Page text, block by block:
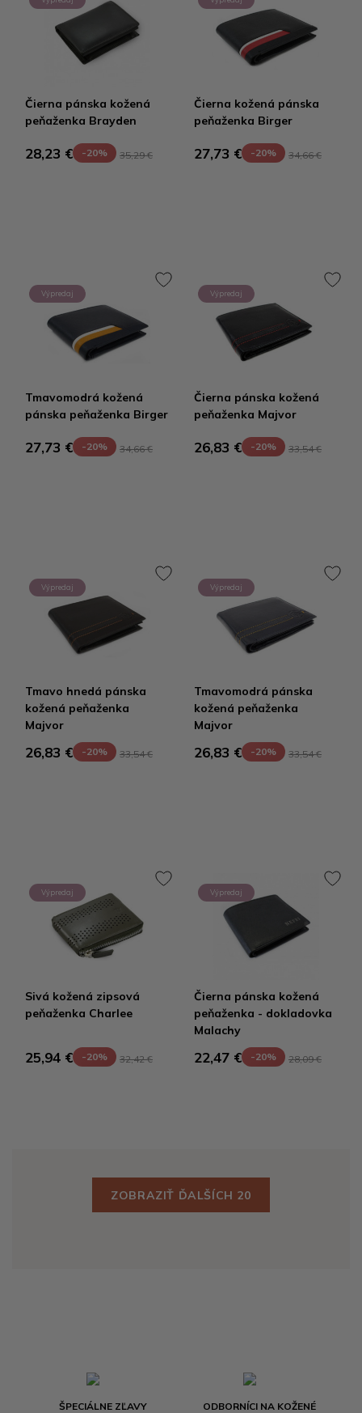
Čierna pánska kožená
peňaženka Brayden
28,23 € -20% 35,29 €
Čierna kožená pánska
peňaženka Birger
27,73 € -20% 34,66 €
Výpredaj
Tmavomodrá kožená
pánska peňaženka Birger
27,73 € -20% 34,66 €
Výpredaj
Čierna pánska kožená
peňaženka Majvor
26,83 € -20% 33,54 €
Výpredaj
Tmavo hnedá pánska
kožená peňaženka
Majvor
26,83 € -20% 33,54 €
Výpredaj
Tmavomodrá pánska
kožená peňaženka
Majvor
26,83 € -20% 33,54 €
Výpredaj
Sivá kožená zipsová
peňaženka Charlee
25,94 € -20% 32,42 €
Výpredaj
Čierna pánska kožená
peňaženka - dokladovka
Malachy
22,47 € -20% 28,09 €
ZOBRAZIŤ ĎALŠÍCH 20
ŠPECIÁLNE ZĽAVY
ODBORNÍCI NA KOŽENÉ